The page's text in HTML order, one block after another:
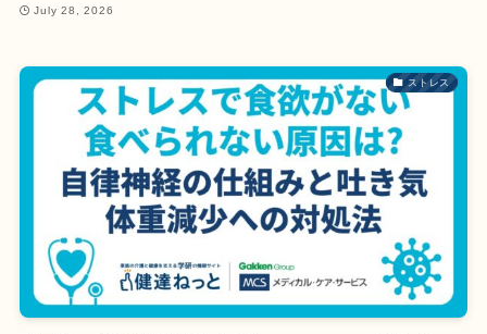
July 28, 2026
ストレス